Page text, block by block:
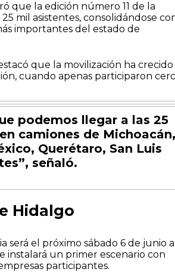
que la edición número 11 de la
mil asistentes, consolidándose
importantes del estado de
que la movilización ha
cuando apenas participaron
podemos llegar a las 25
camiones de Michoacán,
Querétaro, San Luis
señaló.
Hidalgo
el próximo sábado 6 de junio a
instalará un primer escenario con
participantes.